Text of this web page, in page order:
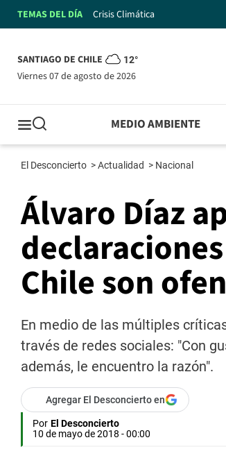
TEMAS DEL DÍA Crisis Climática
SANTIAGO DE CHILE 12°
viernes 07 de agosto de 2026
MEDIO AMBIENTE
El Desconcierto >Actualidad > Nacional
Álvaro Díaz
Chile son
En medio de las múltiples
través de redes sociales: "Con
además, le encuentro la razón".
Agregar El Desconcierto en
Por El Desconcierto
10 de mayo de 2018 - 00:00